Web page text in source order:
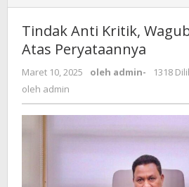
Tindak Anti Kritik,
Atas Peryataannya
Maret 10, 2025 oleh admin-
1318
oleh admin